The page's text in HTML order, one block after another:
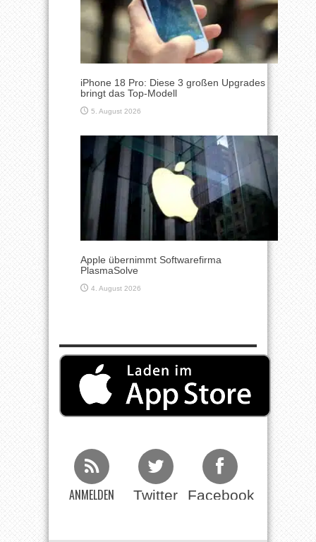
iPhone 18 Pro: Diese 3 großen Upgrades
bringt das Top-Modell
5. August 2026
Apple übernimmt Softwarefirma
PlasmaSolve
4. August 2026
ANMELDEN Twitter Facebook